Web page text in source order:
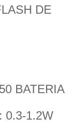
DE
BATERIA
0.3-1.2W